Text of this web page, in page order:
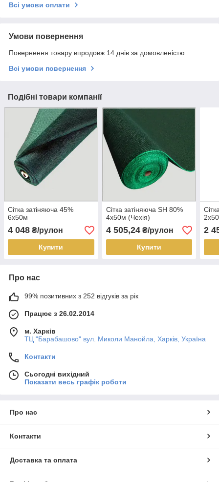
Всі умови оплати
Умови повернення
Повернення товару впродовж 14 днів за домовленістю
Всі умови повернення
Подібні товари компанії
Сітка затіняюча 45%
6х50м
4 048 ₴/рулон
Купити
Сітка затіняюча SH 80%
4х50м (Чехія)
4 505,24₴/рулон
Купити
2
Про нас
99% позитивних з 252 відгуків за рік
Працює з 26.02.2014
м. Харків
ТЦ "Барабашово" вул. Миколи Манойла, Харків, Україна
Контакти
Сьогодні вихідний
Показати весь графік роботи
Про нас
Контакти
Доставка та оплата